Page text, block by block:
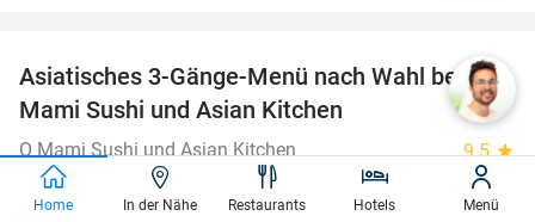
22%
Asiatisches 3-Gänge-Menü nach Wahl bei O
Mami Sushi und Asian Kitchen
O Mami Sushi und Asian Kitchen 9.5star
Aachen
Verkauft: 23
,40€
Home In der Nähe Restaurants Hotels Menü